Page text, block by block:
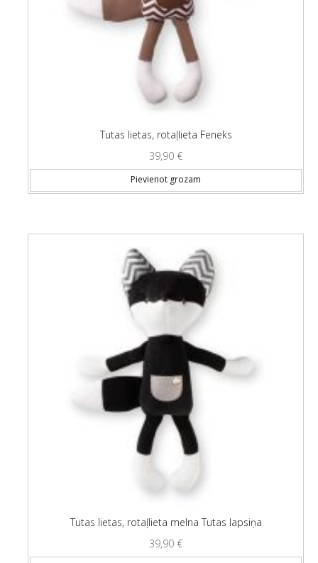
Tutas lietas, rotaļlieta Feneks
39,90 €
Pievienot grozam
Tutas lietas, rotaļlieta melna Tutas lapsiņa
39,90 €